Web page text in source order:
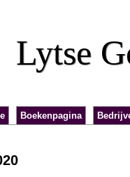
Lytse
Boekenpagina